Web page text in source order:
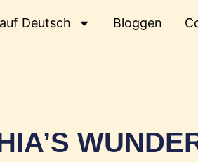
Deutsch Bloggen